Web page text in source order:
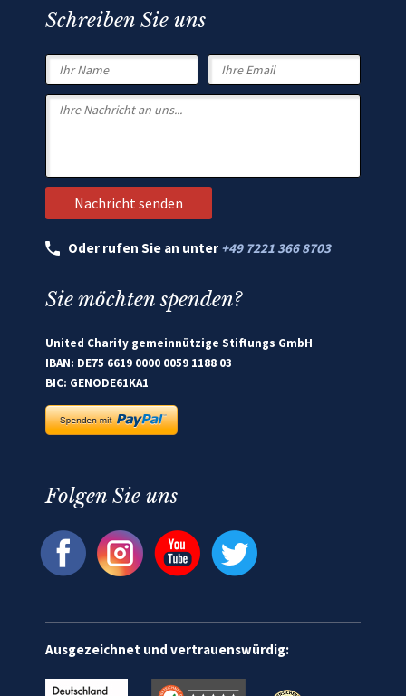
Schreiben Sie uns
Oder rufen Sie an unter +49 7221 366 8703
Sie möchten spenden?
United Charity gemeinnützige Stiftungs GmbH
IBAN: DE75 6619 0000 0059 1188 03
BIC: GENODE61KA1
Folgen Sie uns
Ausgezeichnet und vertrauenswürdig: